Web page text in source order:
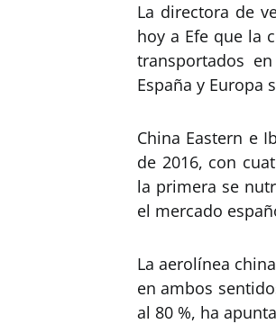
La directora de
hoy a Efe que la
transportados
España y Europa
China Eastern e
de 2016, con
la primera se
el mercado
La aerolínea
en ambos
al 80 %, ha